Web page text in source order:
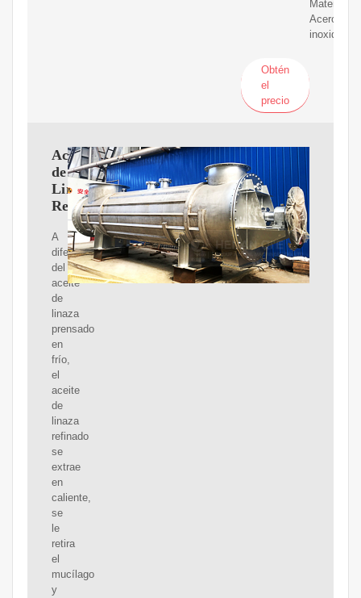
Material:
Acero
inoxidable
Obtén
el
precio
Aceite
de
Linaza
Refinado
A
diferencia
del
aceite
de
linaza
prensado
en
frío,
el
aceite
de
linaza
refinado
se
extrae
en
caliente,
se
le
retira
el
mucílago
y